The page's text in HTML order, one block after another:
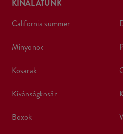
KÍNÁLATUNK
california summer
minyonok
kosarak
kívánságkosár
boxok